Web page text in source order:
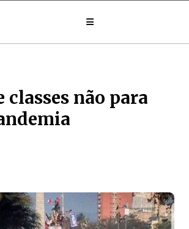
classes não para